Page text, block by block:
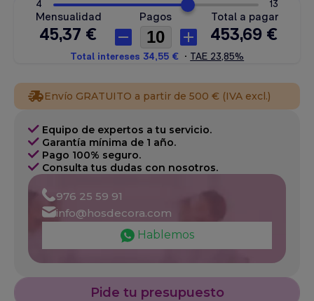
Envío GRATUITO a partir de 500 € (IVA excl.)
Equipo de expertos a tu servicio.
Garantía mínima de 1 año.
Pago 100% seguro.
Consulta tus dudas con nosotros.
976 25 59 91
info@hosdecora.com
Hablemos
Pide tu presupuesto